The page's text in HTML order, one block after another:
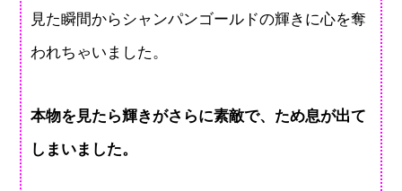
見た瞬間からシャンパンゴールドの輝きに心を奪
われちゃいました。
本物を見たら輝きがさらに素敵で、ため息が出て
しまいました。